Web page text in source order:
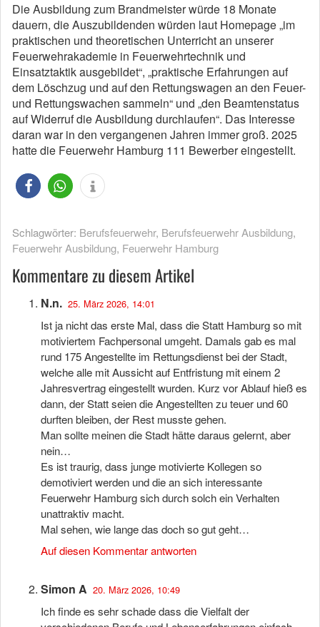
Die Ausbildung zum Brandmeister würde 18 Monate
dauern, die Auszubildenden würden laut Homepage „im
praktischen und theoretischen Unterricht an unserer
Feuerwehrakademie in Feuerwehrtechnik und
Einsatztaktik ausgebildet“, „praktische Erfahrungen auf
dem Löschzug und auf den Rettungswagen an den Feuer-
und Rettungswachen sammeln“ und „den Beamtenstatus
auf Widerruf die Ausbildung durchlaufen“. Das Interesse
daran war in den vergangenen Jahren immer groß. 2025
hatte die Feuerwehr Hamburg 111 Bewerber eingestellt.
Schlagwörter: Berufsfeuerwehr, Berufsfeuerwehr Ausbildung,
Feuerwehr Ausbildung, Feuerwehr Hamburg
Kommentare zu diesem Artikel
N.n. 25. März 2026, 14:01
Ist ja nicht das erste Mal, dass die Statt Hamburg so mit
motiviertem Fachpersonal umgeht. Damals gab es mal
rund 175 Angestellte im Rettungsdienst bei der Stadt,
welche alle mit Aussicht auf Entfristung mit einem 2
Jahresvertrag eingestellt wurden. Kurz vor Ablauf hieß es
dann, der Statt seien die Angestellten zu teuer und 60
durften bleiben, der Rest musste gehen.
Man sollte meinen die Stadt hätte daraus gelernt, aber
nein…
Es ist traurig, dass junge motivierte Kollegen so
demotiviert werden und die an sich interessante
Feuerwehr Hamburg sich durch solch ein Verhalten
unattraktiv macht.
Mal sehen, wie lange das doch so gut geht…
Auf diesen Kommentar antworten
Simon A 20. März 2026, 10:49
Ich finde es sehr schade dass die Vielfalt der